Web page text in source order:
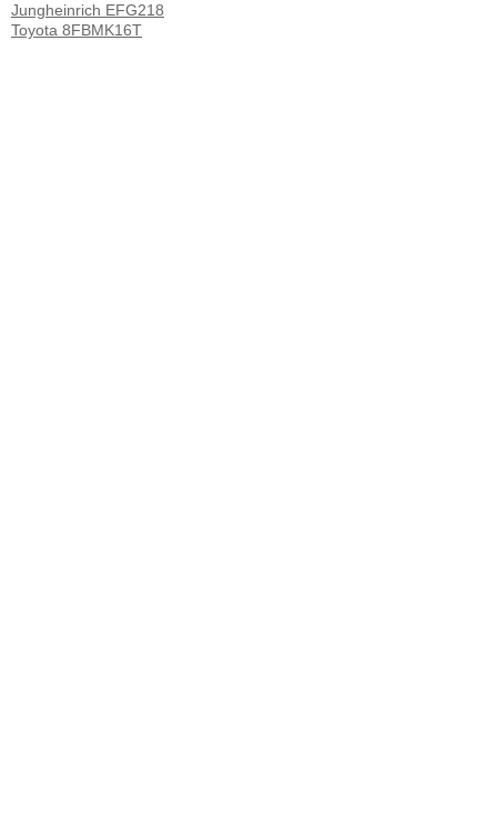
Jungheinrich EFG218
Toyota 8FBMK16T